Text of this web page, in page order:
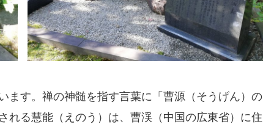
ます。禅の神髄を指す言葉に「曹源（そうげん）の
れる慧能（えのう）は、曹渓（中国の広東省）に住